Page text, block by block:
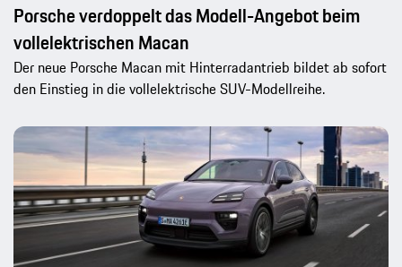
Porsche verdoppelt das Modell-Angebot beim
vollelektrischen Macan
Der neue Porsche Macan mit Hinterradantrieb bildet ab sofort
den Einstieg in die vollelektrische SUV-Modellreihe.